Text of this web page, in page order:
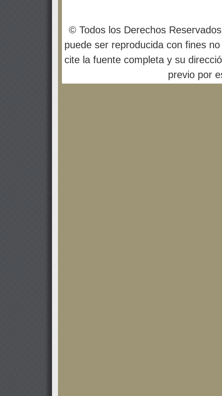
© Todos los Derechos
puede ser reproducida con fines
cite la fuente completa y su
previo por